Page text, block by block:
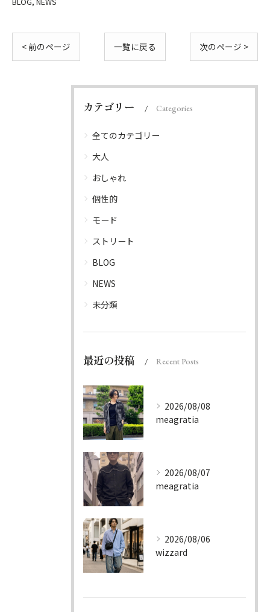
< 前のページ 一覧に戻る 次のページ >
カテゴリー Categories
全てのカテゴリー
大人
おしゃれ
個性的
モード
ストリート
BLOG
NEWS
未分類
最近の投稿 Recent Posts
2026/08/08
meagratia
2026/08/07
meagratia
2026/08/06
wizzard